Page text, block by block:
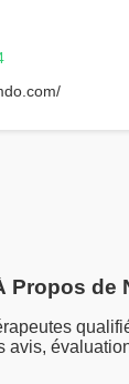
Propos de
avis,